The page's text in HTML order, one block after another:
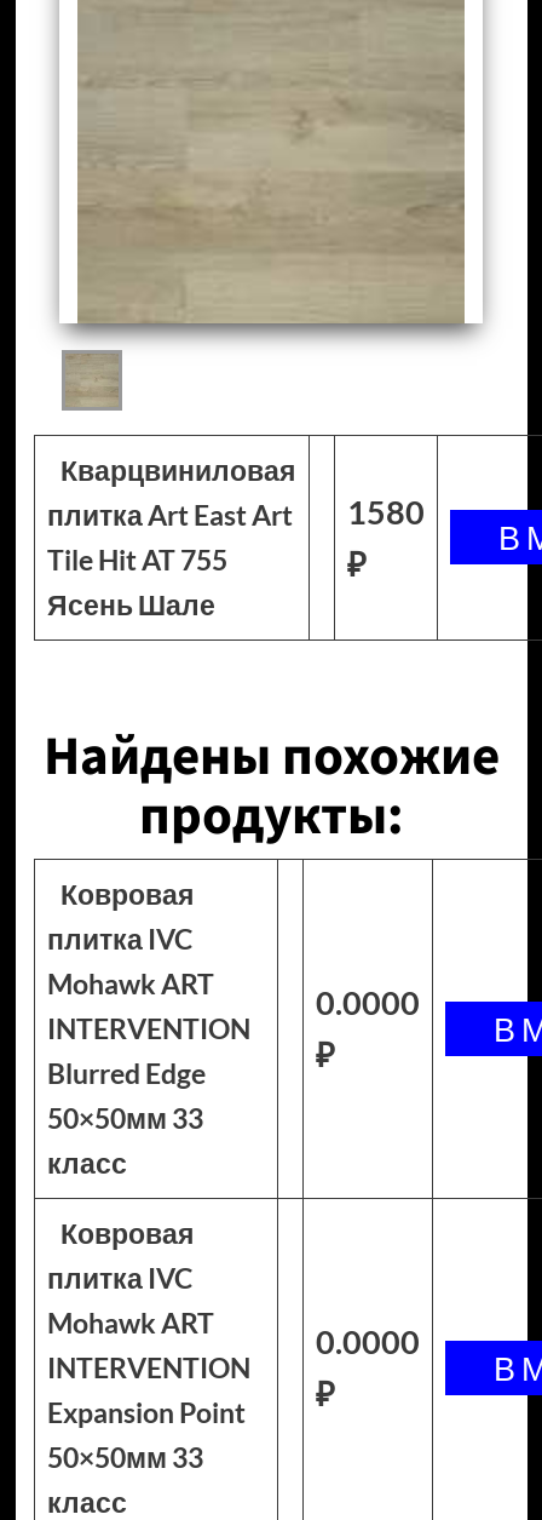
Кварцвиниловая
плитка Art East Art
Tile Hit AT 755
Ясень Шале
1580
₽
Найдены похожие
продукты:
Ковровая
плитка IVC
Mohawk ART
INTERVENTION
Blurred Edge
50×50мм 33
класс
0.0000
₽
Ковровая
плитка IVC
Mohawk ART
INTERVENTION
Expansion Point
50×50мм 33
класс
0.0000
₽